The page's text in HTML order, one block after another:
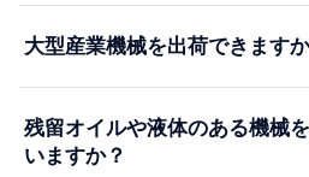
大型産業機械を出荷できます
む大型・重量機械に対応してい
オープントップ、ブレークバル
残留オイルや液体のある機械
いますか？